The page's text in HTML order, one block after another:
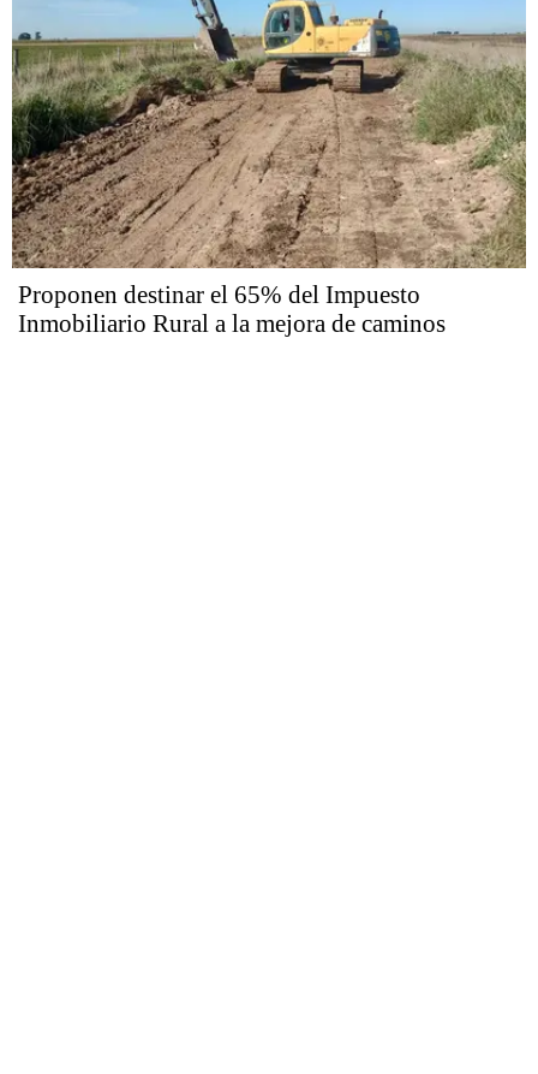
Proponen destinar el 65% del Impuesto
Inmobiliario Rural a la mejora de caminos